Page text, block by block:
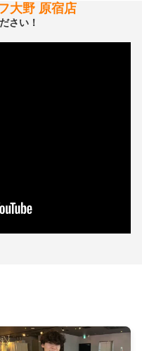
大野 原宿店
さい！